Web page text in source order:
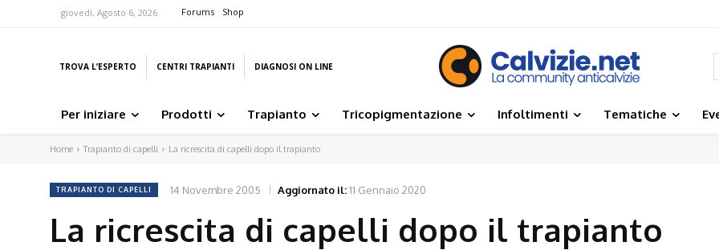
giovedì, Agosto 6, 2026 Forums Shop
TROVA L’ESPERTO CENTRI TRAPIANTI DIAGNOSI ON LINE
Per iniziare Prodotti Trapianto Tricopigmentazione Infoltimenti Tematiche
Home Trapianto di capelli La ricrescita di capelli dopo il trapianto
TRAPIANTO DI CAPELLI 14 Novembre 2005 Aggiornato il:11 Gennaio 2020
La ricrescita di capelli dopo il trapianto